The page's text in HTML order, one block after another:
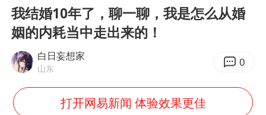
陕西柞水泥石流已致2死 仍有1人失联
22岁女生独闯南太行失联12天
张本智和：零封向鹏不意外
我结婚10年了，聊一聊，我是怎么从婚
姻的内耗当中走出来的！
白日妄想家
山东 0
打开网易新闻 体验效果更佳